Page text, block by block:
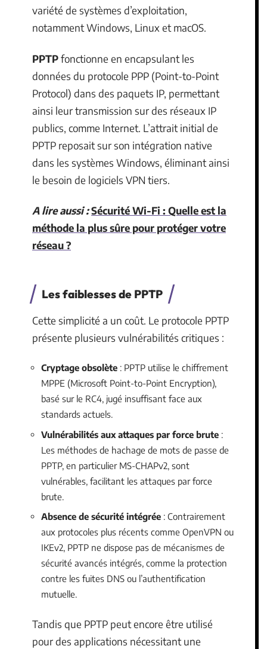
variété de systèmes d’exploitation,
notamment Windows, Linux et macOS.
PPTPfonctionne en encapsulant les
données du protocole PPP (Point-to-Point
Protocol) dans des paquets IP, permettant
ainsi leur transmission sur des réseaux IP
publics, comme Internet. L’attrait initial de
PPTP reposait sur son intégration native
dans les systèmes Windows, éliminant ainsi
le besoin de logiciels VPN tiers.
A lire aussi :Sécurité Wi-Fi : Quelle est la
méthode la plus sûre pour protéger votre
réseau ?
Les faiblesses de PPTP
Cette simplicité a un coût. Le protocole PPTP
présente plusieurs vulnérabilités critiques :
Cryptage obsolète : PPTP utilise le chiffrement
MPPE (Microsoft Point-to-Point Encryption),
basé sur le RC4, jugé insuffisant face aux
standards actuels.
Vulnérabilités aux attaques par force brute :
Les méthodes de hachage de mots de passe de
PPTP, en particulier MS-CHAPv2, sont
vulnérables, facilitant les attaques par force
brute.
Absence de sécurité intégrée : Contrairement
aux protocoles plus récents comme OpenVPN ou
IKEv2, PPTP ne dispose pas de mécanismes de
sécurité avancés intégrés, comme la protection
contre les fuites DNS ou l’authentification
mutuelle.
Tandis que PPTP peut encore être utilisé
pour des applications nécessitant une